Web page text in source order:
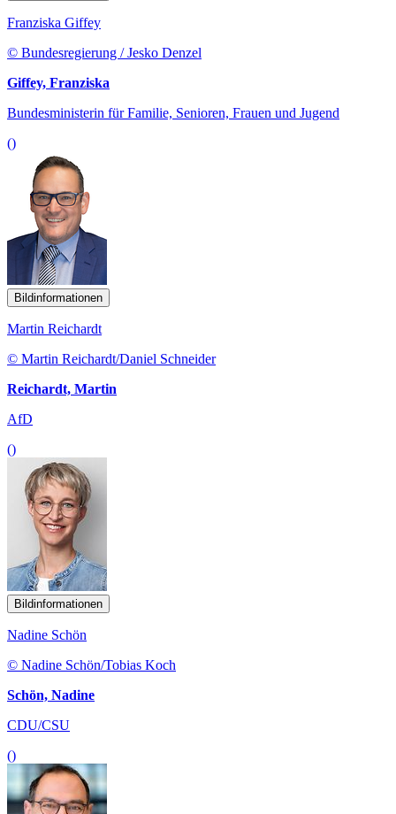
Franziska Giffey
© Bundesregierung / Jesko Denzel
Giffey, Franziska
Bundesministerin für Familie, Senioren, Frauen und Jugend
()
Bildinformationen
Martin Reichardt
© Martin Reichardt/Daniel Schneider
Reichardt, Martin
AfD
()
Bildinformationen
Nadine Schön
© Nadine Schön/Tobias Koch
Schön, Nadine
CDU/CSU
()